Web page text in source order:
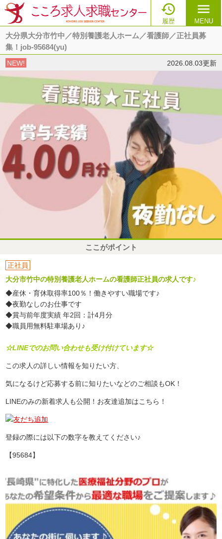

履歴
menu
MENU
大分県大分市竹中／特別養護老人ホーム／看護師／正社員募
集！job-95684(yu)
NEW! 2026.08.03更新
ここがポイント
正社員
大分市竹中の特別養護老人ホームの看護師正社員の求人です♪
◆産休・育休取得率100％！働きやすい職場です♪
◆夜勤なしのお仕事です
◆賞与前年度実績 年2回：計4月分
◆職員用無料駐車場あり♪
☆LINEでのお問い合わせも受け付けています☆
この求人の詳しい情報を知りたい方、
気になるけど応募する前に知りたいなどのご相談もOK！
LINEのみの新着求人も公開！お友達追加はこちら！
登録の際には以下の数字を教えてください♪
【95684】